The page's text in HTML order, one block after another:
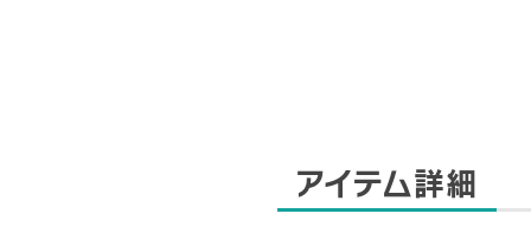
アイテム詳細